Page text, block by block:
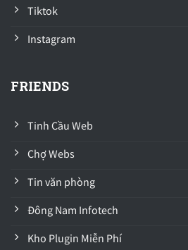
Tiktok
Instagram
FRIENDS
Tinh Cầu Web
Chợ Webs
Tin văn phòng
Đông Nam Infotech
Kho Plugin Miễn Phí